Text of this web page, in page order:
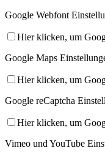
Google Webfont
Hier klicken, um
Google Maps
Hier klicken, um
Google reCaptcha
Hier klicken, um
Vimeo und YouTube